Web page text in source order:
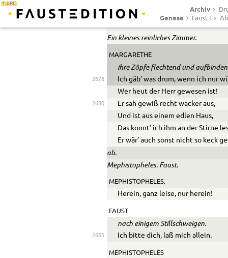
1.3 RC
Archiv
Genese Faust I
Ein kleines reinliches Zimmer.
MARGARETHE
ihre Zöpfe flechtend und
2678
Ich gäb’ was drum, wenn ich nur
Wer heut der Herr gewesen ist!
2680
Er sah gewiß recht wacker aus,
Und ist aus einem edlen Haus,
Das konnt’ ich ihm an der Stirne
Er wär’ auch sonst nicht so keck
ab.
Mephistopheles. Faust.
MEPHISTOPHELES.
Herein, ganz leise, nur herein!
FAUST
nach einigem Stillschweigen.
2685 Ich bitte dich, laß mich allein.
MEPHISTOPHELES